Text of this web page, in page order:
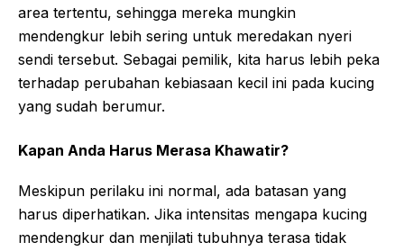
area tertentu, sehingga mereka mungkin
mendengkur lebih sering untuk meredakan nyeri
sendi tersebut. Sebagai pemilik, kita harus lebih peka
terhadap perubahan kebiasaan kecil ini pada kucing
yang sudah berumur.
Kapan Anda Harus Merasa Khawatir?
Meskipun perilaku ini normal, ada batasan yang
harus diperhatikan. Jika intensitas mengapa kucing
mendengkur dan menjilati tubuhnya terasa tidak